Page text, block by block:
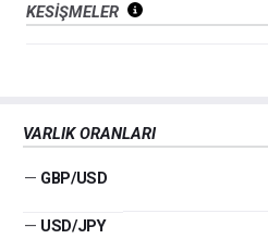
KESIŞMELER
VARLIK ORANLARI
— GBP/USD
— USD/JPY